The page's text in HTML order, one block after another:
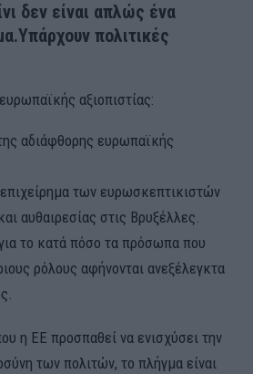
δεν είναι απλώς ένα
πολιτικές
αξιοπιστίας:
αδιάφθορης ευρωπαϊκής
των ευρωσκεπτικιστών
αυθαιρεσίας στις Βρυξέλλες.
το κατά πόσο τα πρόσωπα που
ρόλους αφήνονται ανεξέλεγκτα
η ΕΕ προσπαθεί να ενισχύσει την
των πολιτών, το πλήγμα είναι